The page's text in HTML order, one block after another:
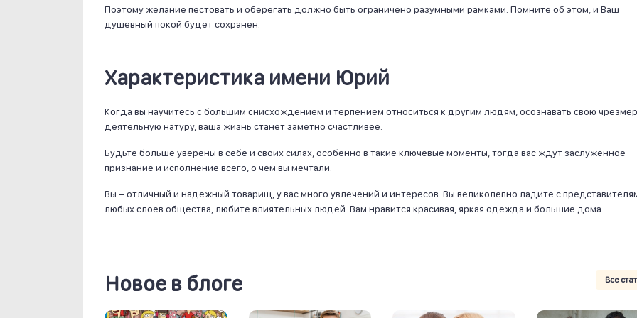
Поэтому желание пестовать и оберегать должно быть ограничено разумными рамками. Помните об этом, и Ваш
душевный покой будет сохранен.
Характеристика имени Юрий
Когда вы научитесь с большим снисхождением и терпением относиться к другим людям, осознавать свою
деятельную натуру, ваша жизнь станет заметно счастливее.
Будьте больше уверены в себе и своих силах, особенно в такие ключевые моменты, тогда вас ждут заслуженное
признание и исполнение всего, о чем вы мечтали.
Вы – отличный и надежный товарищ, у вас много увлечений и интересов. Вы великолепно ладите с
любых слоев общества, любите влиятельных людей. Вам нравится красивая, яркая одежда и большие дома.
Новое в блоге Все